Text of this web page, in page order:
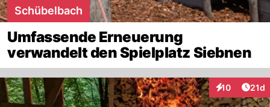
Schübelbach
Umfassende Erneuerung
verwandelt den Spielplatz Siebnen
10
Interaktionen
21d